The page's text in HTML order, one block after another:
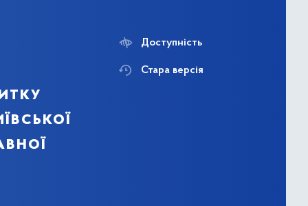
Доступність
Стара версія